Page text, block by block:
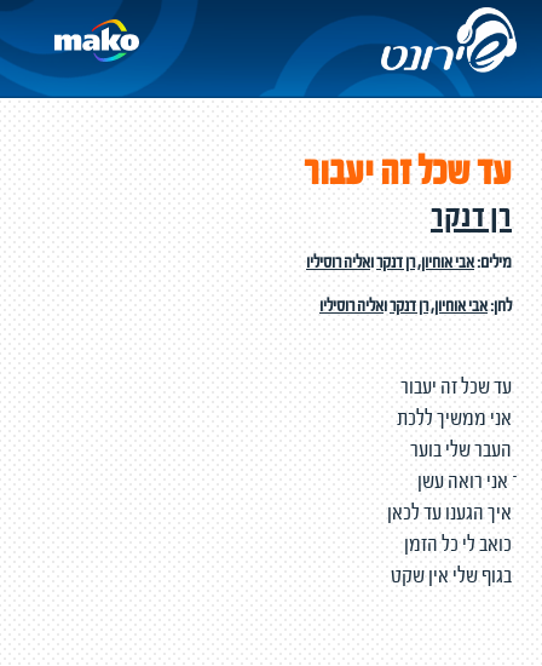
עד שכל זה יעבור
רן דנקר
מילים:אבי אוחיון,רן דנקרואליה רוסיליו
לחן:אבי אוחיון,רן דנקרואליה רוסיליו
עד שכל זה יעבור
אני ממשיך ללכת
העבר שלי בוער
ֿ אני רואה עשן
איך הגענו עד לכאן
כואב לי כל הזמן
בגוף שלי אין שקט